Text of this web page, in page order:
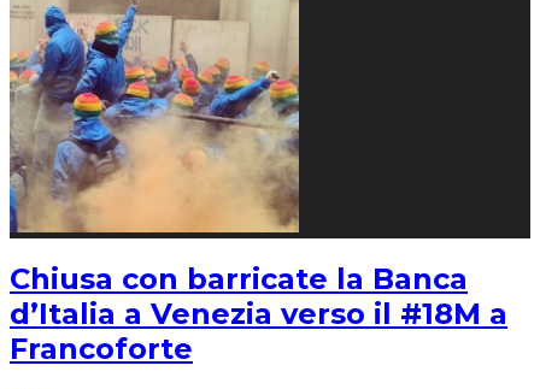
Chiusa con barricate la Banca
d’Italia a Venezia verso il #18M a
Francoforte